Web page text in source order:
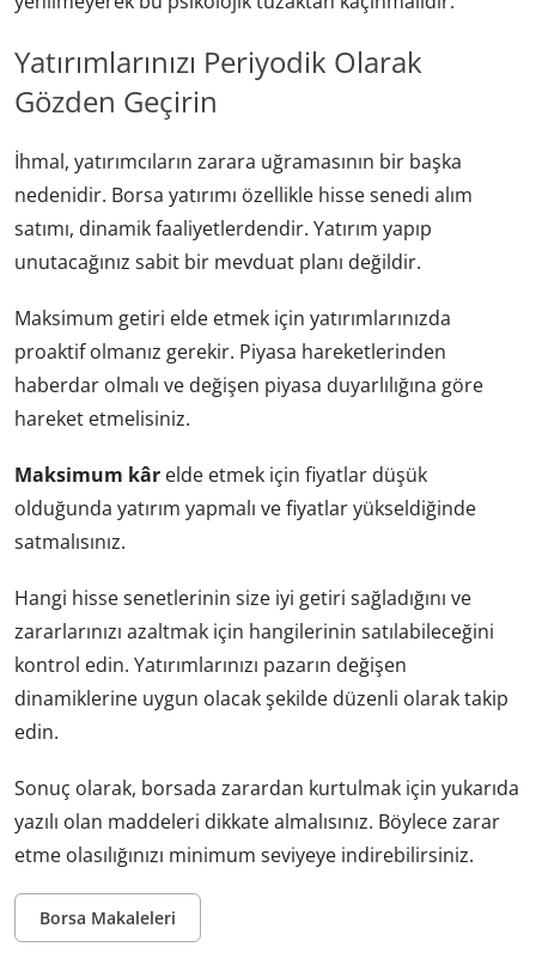
Yatırımlarınızı Periyodik Olarak
Gözden Geçirin
İhmal, yatırımcıların zarara uğramasının bir başka
nedenidir. Borsa yatırımı özellikle hisse senedi alım
satımı, dinamik faaliyetlerdendir. Yatırım yapıp
unutacağınız sabit bir mevduat planı değildir.
Maksimum getiri elde etmek için yatırımlarınızda
proaktif olmanız gerekir. Piyasa hareketlerinden
haberdar olmalı ve değişen piyasa duyarlılığına göre
hareket etmelisiniz.
Maksimum kâr elde etmek için fiyatlar düşük
olduğunda yatırım yapmalı ve fiyatlar yükseldiğinde
satmalısınız.
Hangi hisse senetlerinin size iyi getiri sağladığını ve
zararlarınızı azaltmak için hangilerinin satılabileceğini
kontrol edin. Yatırımlarınızı pazarın değişen
dinamiklerine uygun olacak şekilde düzenli olarak takip
edin.
Sonuç olarak, borsada zarardan kurtulmak için yukarıda
yazılı olan maddeleri dikkate almalısınız. Böylece zarar
etme olasılığınızı minimum seviyeye indirebilirsiniz.
Borsa Makaleleri